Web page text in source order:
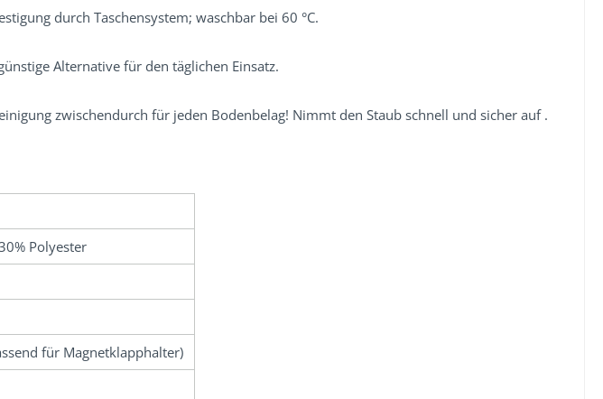
durch Taschensystem; waschbar bei 60 °C.
Alternative für den täglichen Einsatz.
zwischendurch für jeden Bodenbelag! Nimmt den Staub schnell und sicher auf .
Polyester
für Magnetklapphalter)